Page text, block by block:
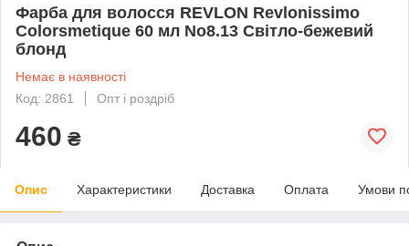
Фарба для волосся REVLON Revlonissimo
Colorsmetique 60 мл No8.13 Світло-бежевий
блонд
Немає в наявності
Код: 2861
Опт і роздріб
460 ₴
Опис Характеристики Доставка Оплата Умови